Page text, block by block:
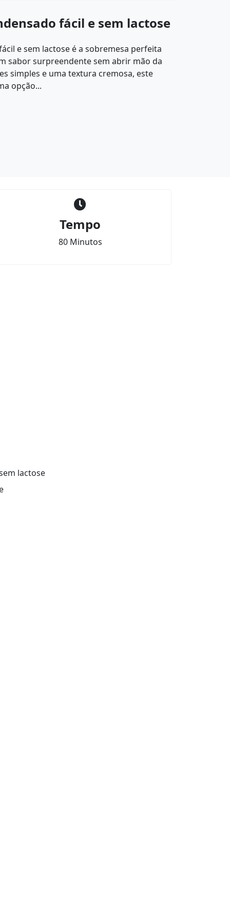
fácil e sem lactose
e sem lactose é a sobremesa perfeita
sabor surpreendente sem abrir mão da
simples e uma textura cremosa, este
opção...
Tempo
80 Minutos
lactose